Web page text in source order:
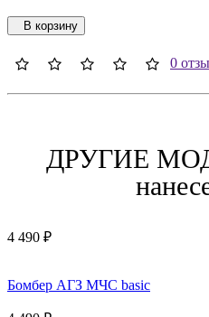
В корзину
0
ДРУГИЕ
4 490 ₽
Бомбер АГЗ МЧС basic